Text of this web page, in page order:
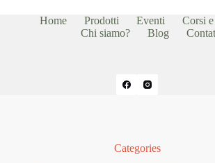
Home Prodotti Eventi
Corsi
Chi siamo?
Blog
Categories